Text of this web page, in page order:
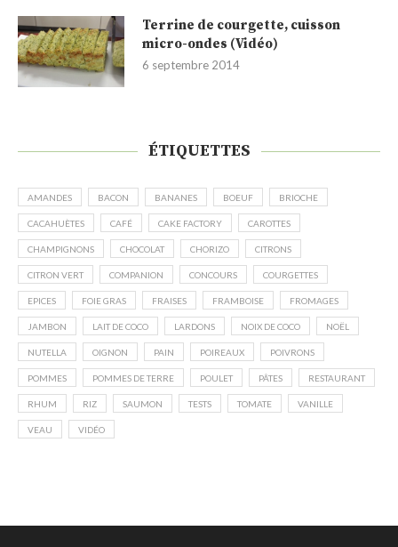
Terrine de courgette, cuisson
micro-ondes (Vidéo)
6 septembre 2014
ÉTIQUETTES
AMANDES BACON BANANES BOEUF BRIOCHE
CACAHUÈTES CAFÉ CAKE FACTORY CAROTTES
CHAMPIGNONS CHOCOLAT CHORIZO CITRONS
CITRON VERT COMPANION CONCOURS COURGETTES
EPICES FOIE GRAS FRAISES FRAMBOISE FROMAGES
JAMBON LAIT DE COCO LARDONS NOIX DE COCO NOËL
NUTELLA OIGNON PAIN POIREAUX POIVRONS
POMMES POMMES DE TERRE POULET PÂTES RESTAURANT
RHUM RIZ SAUMON TESTS TOMATE VANILLE
VEAU VIDÉO